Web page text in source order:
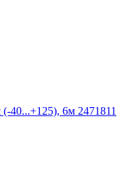
40...+125), 6м 2471811